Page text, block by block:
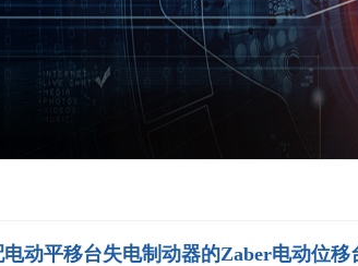
动平移台失电制动器的Zaber电动位移